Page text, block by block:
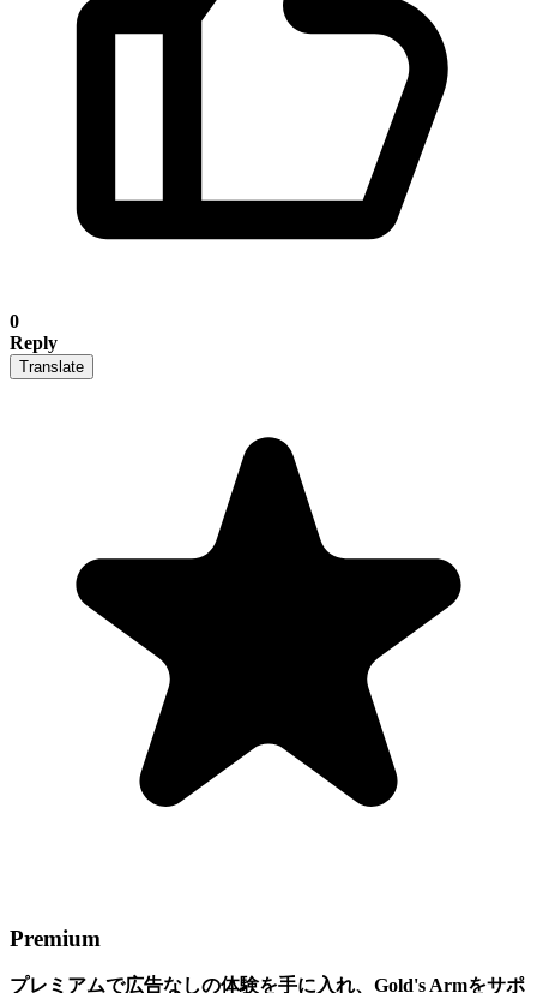
0
Reply
Translate
Premium
プレミアムで広告なしの体験を手に入れ、Gold's Armをサポ